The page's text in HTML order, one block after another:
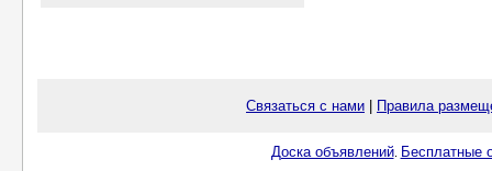
Связаться с нами Правила
Доска объявлений. Бесплатные